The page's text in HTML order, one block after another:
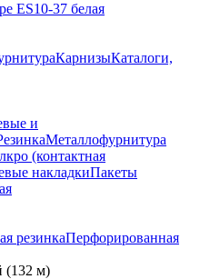
ES10-37 белая
КарнизыКаталоги,
и
Металлофурнитура
(контактная
накладкиПакеты
резинкаПерфорированная
(132 м)